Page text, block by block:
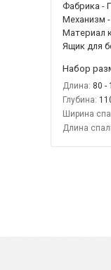
Фабрика -
Механизм
Материал
Ящик для
Набор
Длина: 80 -
Глубина:
Ширина
Длина